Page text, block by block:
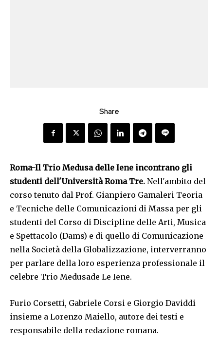
Share
Roma-Il Trio Medusa delle Iene incontrano gli
studenti dell'Università Roma Tre. Nell'ambito del
corso tenuto dal Prof. Gianpiero Gamaleri Teoria
e Tecniche delle Comunicazioni di Massa per gli
studenti del Corso di Discipline delle Arti, Musica
e Spettacolo (Dams) e di quello di Comunicazione
nella Società della Globalizzazione, interverranno
per parlare della loro esperienza professionale il
celebre Trio Medusade Le Iene.
Furio Corsetti, Gabriele Corsi e Giorgio Daviddi
insieme a Lorenzo Maiello, autore dei testi e
responsabile della redazione romana.